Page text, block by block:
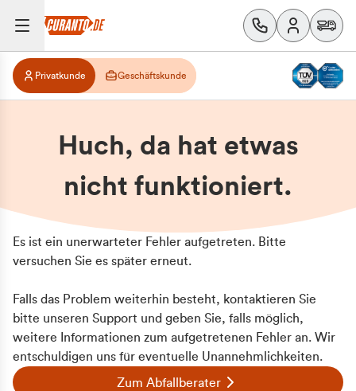
Privatkunde Geschäftskunde
Huch, da hat etwas
nicht funktioniert.
Es ist ein unerwarteter Fehler aufgetreten. Bitte
versuchen Sie es später erneut.
Falls das Problem weiterhin besteht, kontaktieren Sie
bitte unseren Support und geben Sie, falls möglich,
weitere Informationen zum aufgetretenen Fehler an. Wir
entschuldigen uns für eventuelle Unannehmlichkeiten.
Zum Abfallberater